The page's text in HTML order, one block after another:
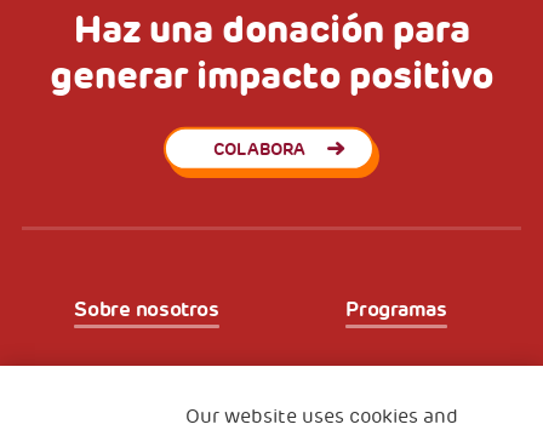
Haz una donación para
generar impacto positivo
COLABORA
Sobre nosotros Programas
Our website uses cookies and